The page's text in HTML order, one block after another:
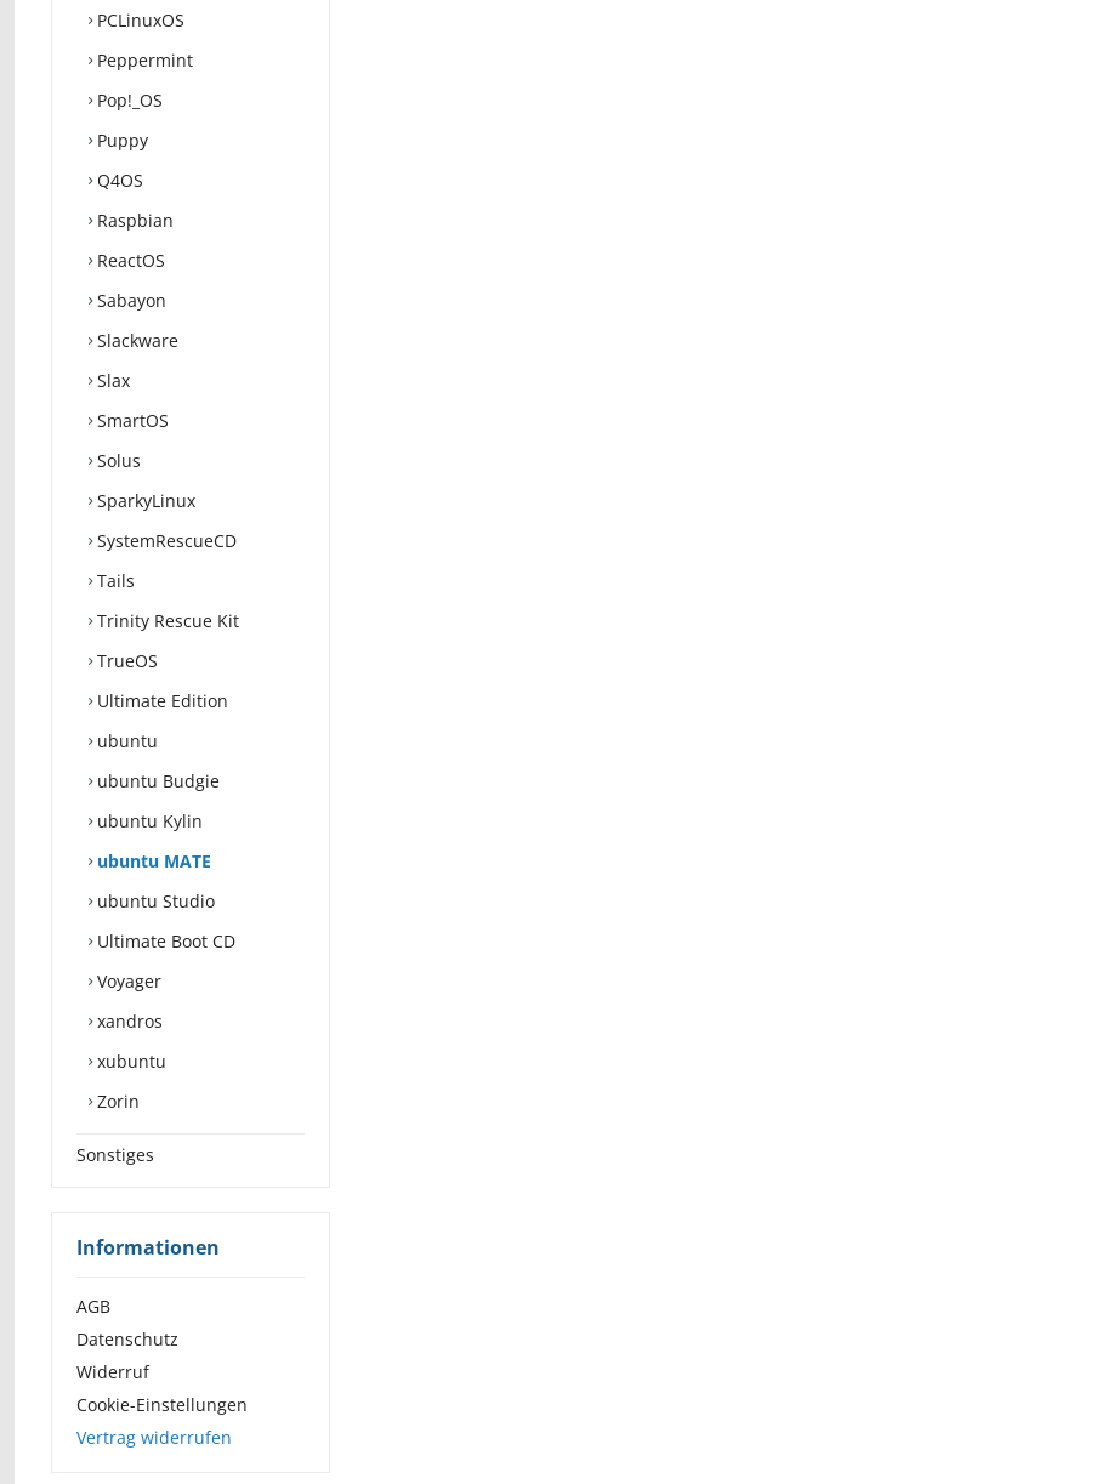
PCLinuxOS
Peppermint
Pop!_OS
Puppy
Q4OS
Raspbian
ReactOS
Sabayon
Slackware
Slax
SmartOS
Solus
SparkyLinux
SystemRescueCD
Tails
Trinity Rescue Kit
TrueOS
Ultimate Edition
ubuntu
ubuntu Budgie
ubuntu Kylin
ubuntu MATE
ubuntu Studio
Ultimate Boot CD
Voyager
xandros
xubuntu
Zorin
Sonstiges
Informationen
AGB
Datenschutz
Widerruf
Cookie-Einstellungen
Vertrag widerrufen